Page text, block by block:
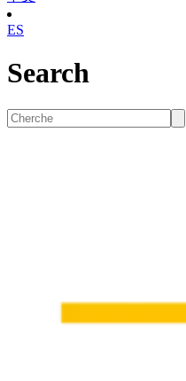
ES
Search